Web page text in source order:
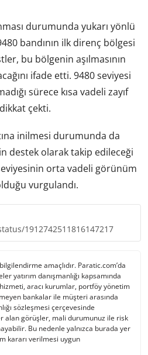
durumunda yukarı yönlü
bandının ilk direnç bölgesi
bu bölgenin aşılmasının
ifade etti. 9480 seviyesi
sürece kısa vadeli zayıf
çekti.
inilmesi durumunda da
destek olarak takip edileceği
orta vadeli görünüm
vurgulandı.
1912742511816147217
amaçlıdır. Paratic.com’da
yatırım danışmanlığı kapsamında
hizmeti, aracı kurumlar, portföy yönetim
bankalar ile müşteri arasında
sözleşmesi çerçevesinde
alan görüşler, mali durumunuz ile risk
Bu nedenle yalnızca burada yer
kararı verilmesi uygun